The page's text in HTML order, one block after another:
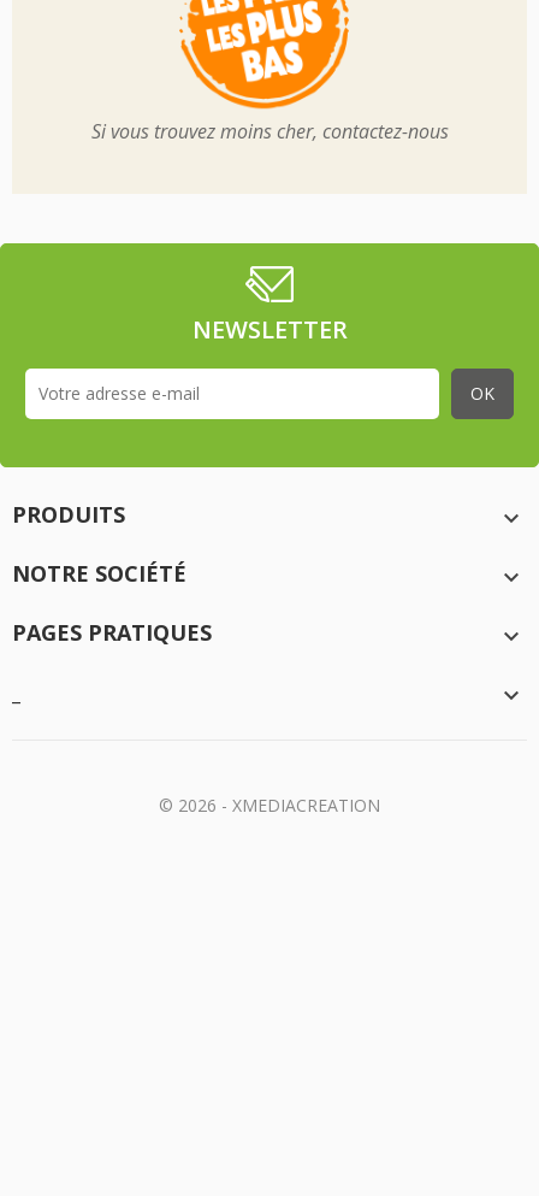
Si vous trouvez moins cher, contactez-nous
NEWSLETTER
PRODUITS

NOTRE SOCIÉTÉ

PAGES PRATIQUES


© 2026 - XMEDIACREATION